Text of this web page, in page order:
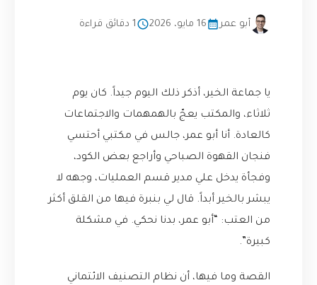
أبو عمر 16 مايو، 2026 1 دقائق قراءة
يا جماعة الخير، أذكر ذلك اليوم جيداً. كان يوم
ثلاثاء، والمكتب يعجّ بالهمهمات والاجتماعات
كالعادة. أنا أبو عمر، جالس في مكتبي أحتسي
فنجان القهوة الصباحي وأراجع بعض الكود،
وفجأة يدخل علي مدير قسم العمليات، وجهه لا
يبشر بالخير أبداً. قال لي بنبرة فيها من القلق أكثر
من العتب: “أبو عمر، بدنا نحكي. في مشكلة
كبيرة”.
القصة وما فيها، أن نظام التصنيف الائتماني